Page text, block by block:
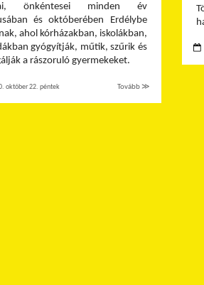
önkéntesei minden év
és októberében Erdélybe
ahol kórházakban, iskolákban,
gyógyítják, műtik, szűrik és
a rászoruló gyermekeket.
október 22. péntek Tovább ≫